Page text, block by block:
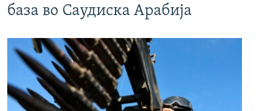
база во Саудиска Арабија